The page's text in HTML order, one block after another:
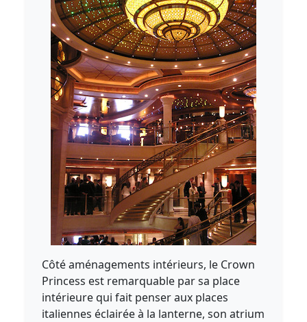
Côté aménagements intérieurs, le Crown
Princess est remarquable par sa place
intérieure qui fait penser aux places
italiennes éclairée à la lanterne, son atrium